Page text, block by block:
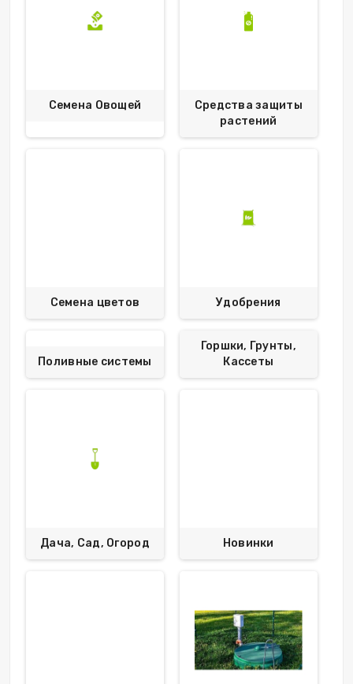
Семена Овощей
Средства защиты
растений
Семена цветов Удобрения
Поливные системы
Горшки, Грунты,
Кассеты
Дача, Сад, Огород Новинки